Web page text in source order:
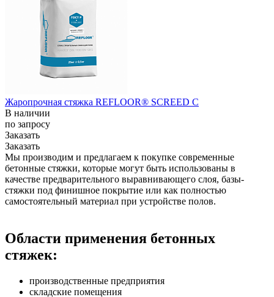
Жаропрочная стяжка REFLOOR® SCREED C
В наличии
по запросу
Заказать
Заказать
Мы производим и предлагаем к покупке современные
бетонные стяжки, которые могут быть использованы в
качестве предварительного выравнивающего слоя, базы-
стяжки под финишное покрытие или как полностью
самостоятельный материал при устройстве полов.
Области применения бетонных
стяжек:
производственные предприятия
складские помещения